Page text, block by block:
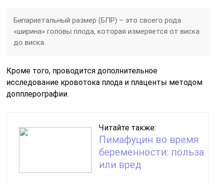
Бипариетальный размер (БПР) – это своего рода
«ширина» головы плода, которая измеряется от виска
до виска.
Кроме того, проводится дополнительное
исследование кровотока плода и плаценты методом
допплерографии.
Читайте также:
Пимафуцин во время
беременности: польза
или вред